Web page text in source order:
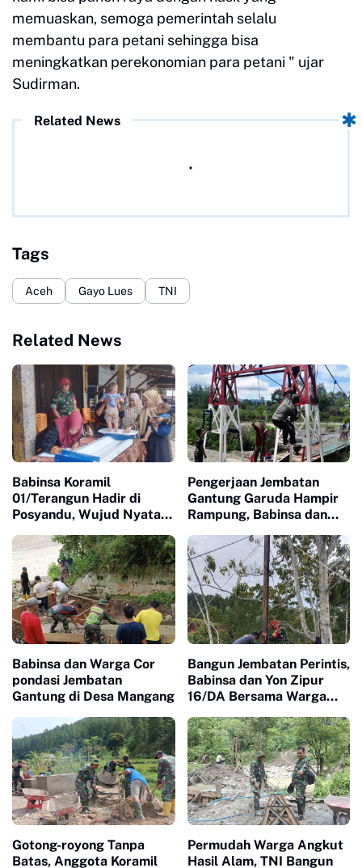
memuaskan, semoga pemerintah selalu
membantu para petani sehingga bisa
meningkatkan perekonomian para petani " ujar
Sudirman.
Related News
Tags
Aceh Gayo Lues TNI
Related News
Babinsa Koramil
01/Terangun Hadir di
Posyandu, Wujud Nyata
Kesehatan Masyarakat
Pengerjaan Jembatan
Gantung Garuda Hampir
Rampung, Babinsa dan
Babinsa dan Warga Cor
pondasi Jembatan
Gantung di Desa Mangang
Bangun Jembatan Perintis,
Babinsa dan Yon Zipur
16/DA Bersama Warga
Uyem Roa
Gotong-royong Tanpa
Batas, Anggota Koramil
Permudah Warga Angkut
Hasil Alam, TNI Bangun